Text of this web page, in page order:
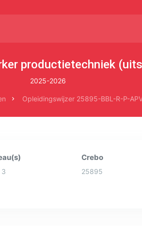
productietechniek
2025-2026
Opleidingswijzer 25895-BBL-R-P-
3
Crebo
25895